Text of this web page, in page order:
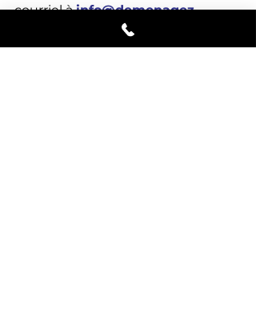
courriel à info@demenagez-
pour obtenir une
estimation gratuite.